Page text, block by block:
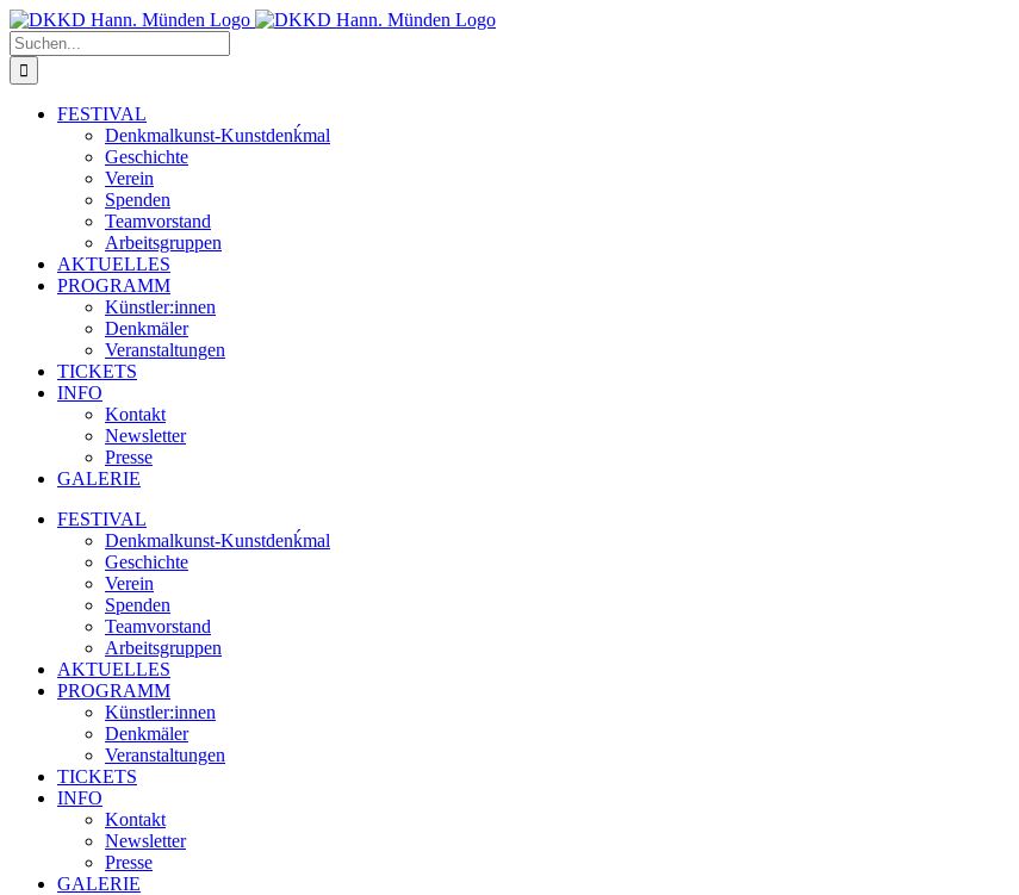
Zum
Inhalt
springen
Suche
nach:
FESTIVAL
Denkmalkunst-Kunstdenḱmal
Geschichte
Verein
Spenden
Teamvorstand
Arbeitsgruppen
AKTUELLES
PROGRAMM
Künstler:innen
Denkmäler
Veranstaltungen
TICKETS
INFO
Kontakt
Newsletter
Presse
GALERIE
FESTIVAL
Denkmalkunst-Kunstdenḱmal
Geschichte
Verein
Spenden
Teamvorstand
Arbeitsgruppen
AKTUELLES
PROGRAMM
Künstler:innen
Denkmäler
Veranstaltungen
TICKETS
INFO
Kontakt
Newsletter
Presse
GALERIE